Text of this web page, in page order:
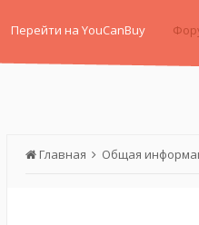
Перейти на YouCanBuy
Главная Общая